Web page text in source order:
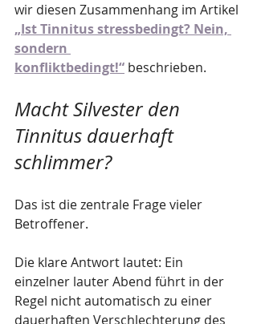
wir diesen Zusammenhang im Artikel
„Ist Tinnitus stressbedingt? Nein,
sondern
konfliktbedingt!“ beschrieben.
Macht Silvester den
Tinnitus dauerhaft
schlimmer?
Das ist die zentrale Frage vieler
Betroffener.
Die klare Antwort lautet: Ein
einzelner lauter Abend führt in der
Regel nicht automatisch zu einer
dauerhaften Verschlechterung des